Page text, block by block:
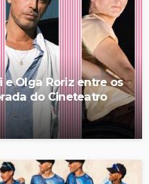
Olga Roriz entre os
do Cineteatro